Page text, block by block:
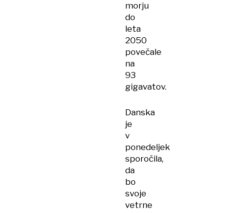
morju
do
leta
2050
povečale
na
93
gigavatov.
Danska
je
v
ponedeljek
sporočila,
da
bo
svoje
vetrne